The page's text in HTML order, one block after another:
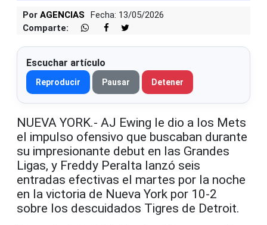
Por AGENCIAS
Fecha: 13/05/2026
Comparte:
Escuchar artículo
Reproducir Pausar Detener
NUEVA YORK.- AJ Ewing le dio a los Mets
el impulso ofensivo que buscaban durante
su impresionante debut en las Grandes
Ligas, y Freddy Peralta lanzó seis
entradas efectivas el martes por la noche
en la victoria de Nueva York por 10-2
sobre los descuidados Tigres de Detroit.